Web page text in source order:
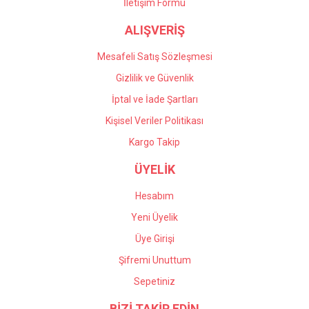
Önder Kaçar | 20/05/2026İletişim Formu
ALIŞVERİŞ
Mesafeli Satış Sözleşmesi
Gizlilik ve Güvenlik
İptal ve İade Şartları
Kişisel Veriler Politikası
Kargo Takip
ÜYELİK
Hesabım
Yeni Üyelik
Üye Girişi
Şifremi Unuttum
Sepetiniz